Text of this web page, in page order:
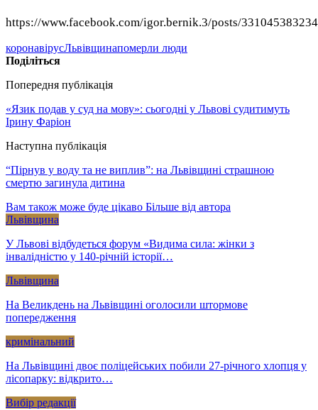
https://www.facebook.com/igor.bernik.3/posts/
коронавірусЛьвівщинапомерли люди
Поділіться
Попередня публікація
«Язик подав у суд на мову»: сьогодні у Львові судитимуть
Ірину Фаріон
Наступна публікація
“Пірнув у воду та не виплив”: на Львівщині страшною
смертю загинула дитина
Вам також може буде цікаво Більше від автора
Львівщина
У Львові відбудеться форум «Видима сила: жінки з
інвалідністю у 140-річній історії…
Львівщина
На Великдень на Львівщині оголосили штормове
попередження
кримінальний
На Львівщині двоє поліцейських побили 27-річного хлопця у
лісопарку: відкрито…
Вибір редакції